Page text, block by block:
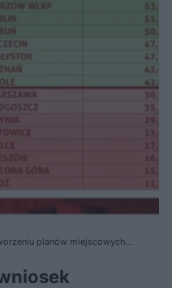
planów miejscowych,